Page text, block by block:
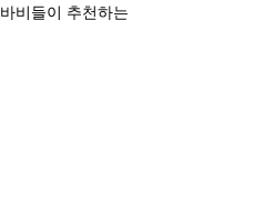
비들이 추천하는